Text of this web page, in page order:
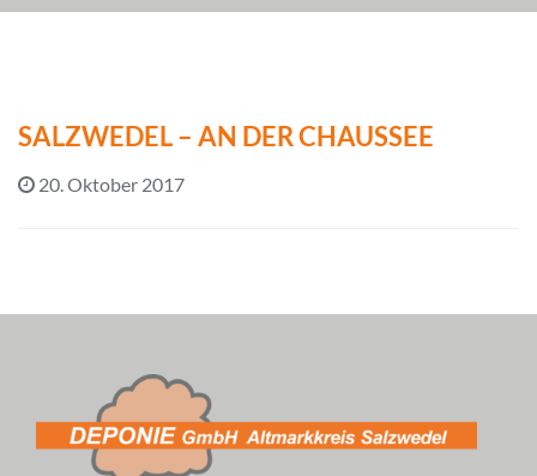
SALZWEDEL – AN DER CHAUSSEE
20. Oktober 2017